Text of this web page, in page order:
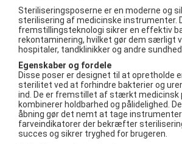
Steriliseringsposerne er en moderne og
sterilisering af medicinske instrumenter.
fremstillingsteknologi sikrer en effektiv
rekontaminering, hvilket gør dem særligt
hospitaler, tandklinikker og andre
Egenskaber og fordele
Disse poser er designet til at opretholde
sterilitet ved at forhindre bakterier og
ind. De er fremstillet af stærkt medicinsk
kombinerer holdbarhed og pålidelighed.
åbning gør det nemt at tage
farveindikatorer der bekræfter
succes og sikrer tryghed for brugeren.